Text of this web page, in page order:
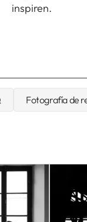
inspiren.
Fotografía de